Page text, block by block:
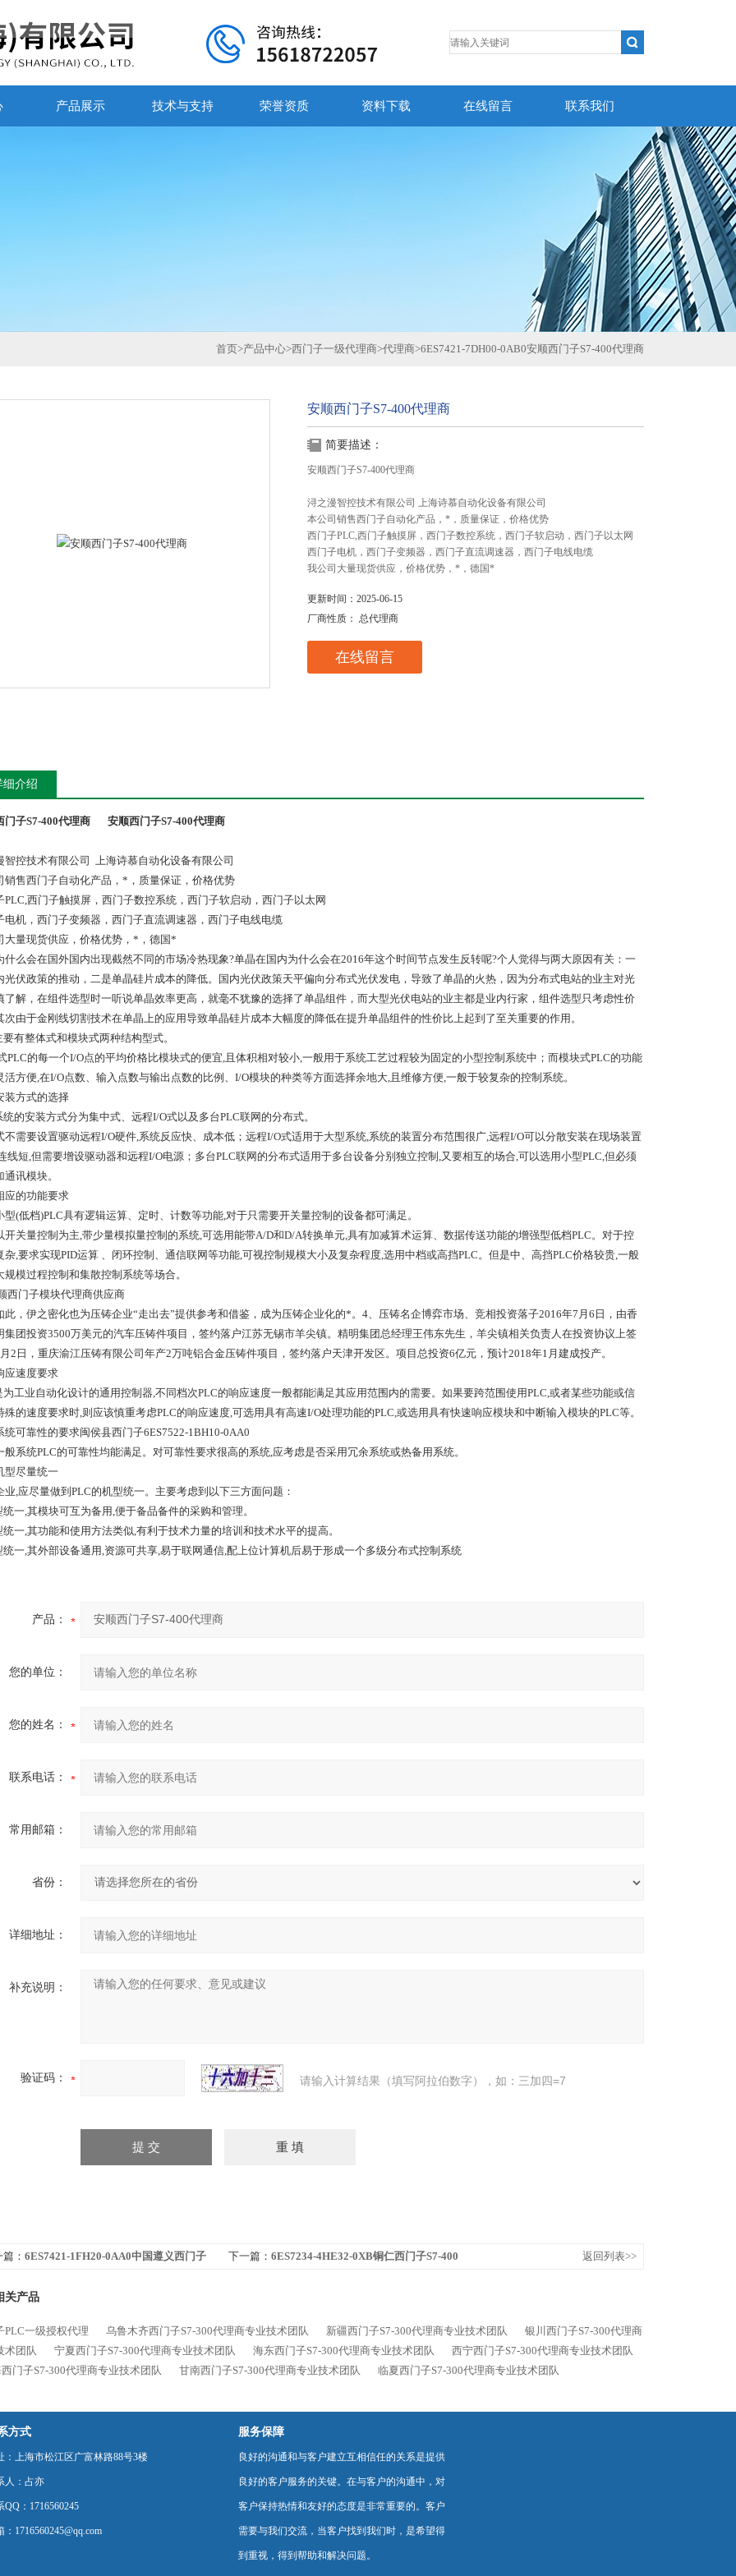
产品展示 技术与支持 荣誉资质 资料下载 在线留言 联系我们
首页>产品中心>西门子一级代理商>代理商>6ES7421-7DH00-0AB0安顺西门子S7-400代理商
安顺西门子S7-400代理商
简要描述：
安顺西门子S7-400代理商
浔之漫智控技术有限公司 上海诗慕自动化设备有限公司
本公司销售西门子自动化产品，*，质量保证，价格优势
西门子PLC,西门子触摸屏，西门子数控系统，西门子软启动，西门子以太网
西门子电机，西门子变频器，西门子直流调速器，西门子电线电缆
我公司大量现货供应，价格优势，*，德国*
更新时间：2025-06-15
厂商性质： 总代理商
在线留言
细介绍
门子S7-400代理商 安顺西门子S7-400代理商
智控技术有限公司 上海诗慕自动化设备有限公司
销售西门子自动化产品，*，质量保证，价格优势
PLC,西门子触摸屏，西门子数控系统，西门子软启动，西门子以太网
电机，西门子变频器，西门子直流调速器，西门子电线电缆
大量现货供应，价格优势，*，德国*
什么会在国外国内出现截然不同的市场冷热现象?单晶在国内为什么会在2016年这个时间节点发生反转呢?个人觉得与两大原因有关：一
光伏政策的推动，二是单晶硅片成本的降低。国内光伏政策天平偏向分布式光伏发电，导致了单晶的火热，因为分布式电站的业主对光
了解，在组件选型时一听说单晶效率更高，就毫不犹豫的选择了单晶组件，而大型光伏电站的业主都是业内行家，组件选型只考虑性价
次由于金刚线切割技术在单晶上的应用导致单晶硅片成本大幅度的降低在提升单晶组件的性价比上起到了至关重要的作用。
要有整体式和模块式两种结构型式。
PLC的每一个I/O点的平均价格比模块式的便宜,且体积相对较小,一般用于系统工艺过程较为固定的小型控制系统中；而模块式PLC的功能
活方便,在I/O点数、输入点数与输出点数的比例、I/O模块的种类等方面选择余地大,且维修方便,一般于较复杂的控制系统。
装方式的选择
统的安装方式分为集中式、远程I/O式以及多台PLC联网的分布式。
不需要设置驱动远程I/O硬件,系统反应快、成本低；远程I/O式适用于大型系统,系统的装置分布范围很广,远程I/O可以分散安装在现场装置
线短,但需要增设驱动器和远程I/O电源；多台PLC联网的分布式适用于多台设备分别独立控制,又要相互的场合,可以选用小型PLC,但必须
通讯模块。
应的功能要求
型(低档)PLC具有逻辑运算、定时、计数等功能,对于只需要开关量控制的设备都可满足。
开关量控制为主,带少量模拟量控制的系统,可选用能带A/D和D/A转换单元,具有加减算术运算、数据传送功能的增强型低档PLC。对于控
杂,要求实现PID运算 、闭环控制、通信联网等功能,可视控制规模大小及复杂程度,选用中档或高挡PLC。但是中、高挡PLC价格较贵,一般
规模过程控制和集散控制系统等场合。
此，伊之密化也为压铸企业“走出去”提供参考和借鉴，成为压铸企业化的*。4、压铸名企博弈市场、竞相投资落子2016年7月6日，由香
集团投资3500万美元的汽车压铸件项目，签约落户江苏无锡市羊尖镇。精明集团总经理王伟东先生，羊尖镇相关负责人在投资协议上签
2日，重庆渝江压铸有限公司年产2万吨铝合金压铸件项目，签约落户天津开发区。项目总投资6亿元，预计2018年1月建成投产。
应速度要求
为工业自动化设计的通用控制器,不同档次PLC的响应速度一般都能满足其应用范围内的需要。如果要跨范围使用PLC,或者某些功能或信
殊的速度要求时,则应该慎重考虑PLC的响应速度,可选用具有高速I/O处理功能的PLC,或选用具有快速响应模块和中断输入模块的PLC等。
统可靠性的要求闽侯县西门子6ES7522-1BH10-0AA0
般系统PLC的可靠性均能满足。对可靠性要求很高的系统,应考虑是否采用冗余系统或热备用系统。
型尽量统一
业,应尽量做到PLC的机型统一。主要考虑到以下三方面问题：
统一,其模块可互为备用,便于备品备件的采购和管理。
统一,其功能和使用方法类似,有利于技术力量的培训和技术水平的提高。
统一,其外部设备通用,资源可共享,易于联网通信,配上位计算机后易于形成一个多级分布式控制系统
产品：
您的单位：
您的姓名：
联系电话：
常用邮箱：
省份：
详细地址：
补充说明：
验证码： 请输入计算结果（填写阿拉伯数字），如：三加四=7
： 6ES7421-1FH20-0AA0中国遵义西门子
下一篇： 6ES7234-4HE32-0XB铜仁西门子S7-400
返回列表>>
关产品
PLC一级授权代理 乌鲁木齐西门子S7-300代理商专业技术团队 新疆西门子S7-300代理商专业技术团队
银川西门子S7-300代理商
术团队
宁夏西门子S7-300代理商专业技术团队 海东西门子S7-300代理商专业技术团队
西宁西门子S7-300代理商专业技术团队
门子S7-300代理商专业技术团队
甘南西门子S7-300代理商专业技术团队 临夏西门子S7-300代理商专业技术团队
方式
：上海市松江区广富林路88号3楼
人：占亦
QQ：1716560245
：1716560245@qq.com
服务保障
良好的沟通和与客户建立互相信任的关系是提供
良好的客户服务的关键。在与客户的沟通中，对
客户保持热情和友好的态度是非常重要的。客户
需要与我们交流，当客户找到我们时，是希望得
到重视，得到帮助和解决问题。